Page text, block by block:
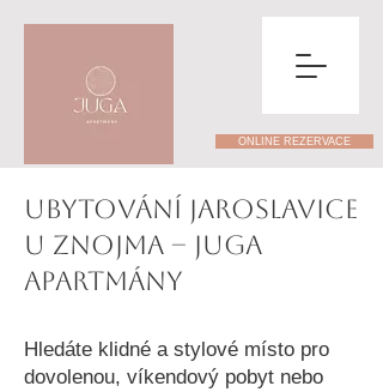
ONLINE REZERVACE
Ubytování Jaroslavice
u Znojma – Juga
Apartmány
Hledáte klidné a stylové místo pro
dovolenou, víkendový pobyt nebo